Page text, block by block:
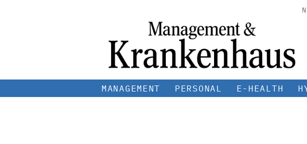
MANAGEMENT PERSONAL E-HEALTH